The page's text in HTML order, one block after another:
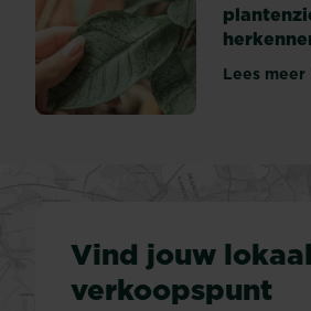
Lees meer
8
Vind jouw lokaal
verkoopspunt